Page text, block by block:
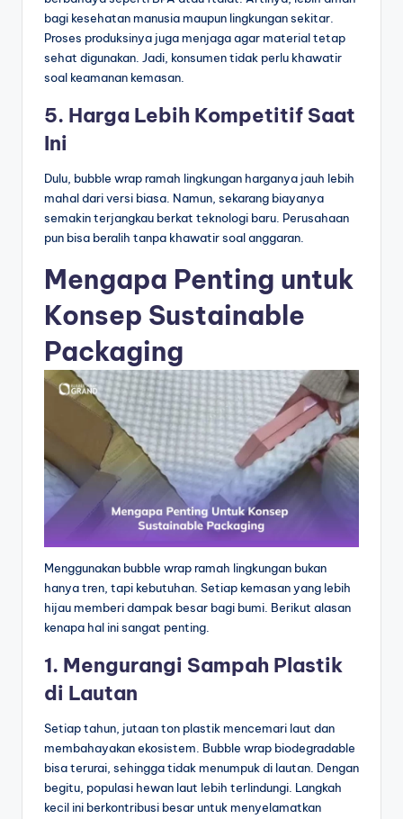
bagi kesehatan manusia maupun lingkungan sekitar.
Proses produksinya juga menjaga agar material tetap
sehat digunakan. Jadi, konsumen tidak perlu khawatir
soal keamanan kemasan.
5. Harga Lebih Kompetitif Saat
Ini
Dulu, bubble wrap ramah lingkungan harganya jauh lebih
mahal dari versi biasa. Namun, sekarang biayanya
semakin terjangkau berkat teknologi baru. Perusahaan
pun bisa beralih tanpa khawatir soal anggaran.
Mengapa Penting untuk
Konsep Sustainable
Packaging
Menggunakan bubble wrap ramah lingkungan bukan
hanya tren, tapi kebutuhan. Setiap kemasan yang lebih
hijau memberi dampak besar bagi bumi. Berikut alasan
kenapa hal ini sangat penting.
1. Mengurangi Sampah Plastik
di Lautan
Setiap tahun, jutaan ton plastik mencemari laut dan
membahayakan ekosistem. Bubble wrap biodegradable
bisa terurai, sehingga tidak menumpuk di lautan. Dengan
begitu, populasi hewan laut lebih terlindungi. Langkah
kecil ini berkontribusi besar untuk menyelamatkan